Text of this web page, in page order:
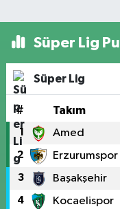
Süper Lig
Süper Lig
# Takım
1 Amed
2 Erzurumspor
3 Başakşehir
4 Kocaelispor